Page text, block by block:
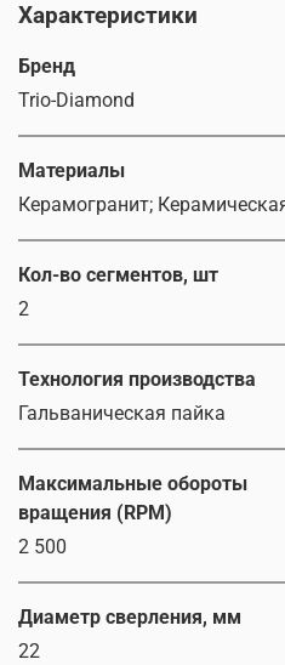
Характеристики
Бренд
Trio-Diamond
Материалы
Керамогранит;
Кол-во сегментов, шт
2
Технология производства
Гальваническая пайка
Максимальные обороты
вращения (RPM)
2 500
Диаметр сверления, мм
22